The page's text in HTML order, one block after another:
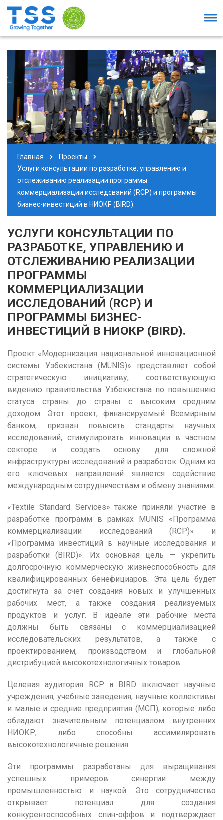
Главная
Проекты
Услуги консультации по разработке, управлению и
отслеживанию реализации программы
коммерциализации исследований (RCP) и программы
бизнес-инвестиций в НИОКР (BIRD).
УСЛУГИ КОНСУЛЬТАЦИИ ПО
РАЗРАБОТКЕ, УПРАВЛЕНИЮ И
ОТСЛЕЖИВАНИЮ РЕАЛИЗАЦИИ
ПРОГРАММЫ
КОММЕРЦИАЛИЗАЦИИ
ИССЛЕДОВАНИЙ (RCP) И
ПРОГРАММЫ БИЗНЕС-
ИНВЕСТИЦИЙ В НИОКР (BIRD).
Проект «Модернизация национальной инновационной
системы Узбекистана (MUNIS)» представляет собой
стратегическую инициативу, соответствующую
видению правительства Узбекистана по повышению
статуса страны до страны с высоким средним
доходом. Этот проект, финансируемый Всемирным
банком, призван повысить стандарты научных
исследований, стимулировать инновации в частном
секторе и создать основу для сложной
инфраструктуры исследований и разработок. Одним из
его ключевых направлений является содействие
международным сотрудничествам и обмену знаниями.
«Textile Standard Services» также приняли участие в
разработке программ в рамках MUNIS «Программа
коммерциализации исследований (RCP)» и
«Программа инвестиций в научные исследования и
разработки (BIRD)». Их основная цель — укрепить
долгосрочную коммерческую жизнеспособность для
квалифицированных бенефициаров. Эта цель будет
достигнута за счет создания новых и улучшенных
рабочих мест, а также создания реализуемых
продуктов и услуг. В идеале эти рабочие места
должны быть связаны с коммерциализацией
исследовательских результатов, а также с
проектированием, производством и глобальной
дистрибуцией высокотехнологичных товаров.
Целевая аудитория RCP и BIRD включает научные
учреждения, учебные заведения, научные коллективы
и малые и средние предприятия (МСП), которые либо
обладают значительным потенциалом внутренних
НИОКР, либо способны ассимилировать
высокотехнологичные решения.
Эти программы разработаны для выращивания
успешных примеров синергии между
промышленностью и наукой. Это сотрудничество
открывает потенциал для создания
конкурентоспособных спин-оффов и подтверждает